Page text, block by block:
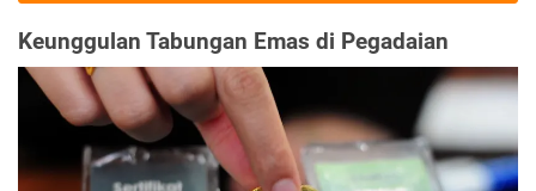
Keunggulan Tabungan Emas di Pegadaian